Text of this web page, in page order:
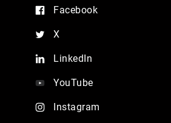
Facebook
X
LinkedIn
YouTube
Instagram